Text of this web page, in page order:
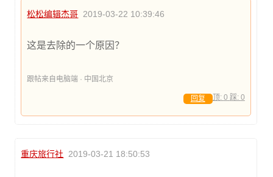
松松编辑杰哥 2019-03-22 10:39:46
这是去除的一个原因？
跟帖来自电脑端 · 中国北京
顶: 0 踩: 0
回复
重庆旅行社 2019-03-21 18:50:53